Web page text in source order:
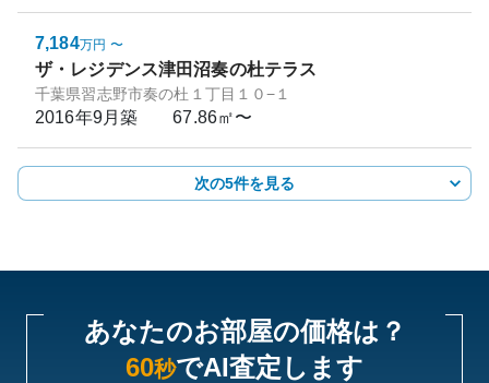
7,184万円 〜
ザ・レジデンス津田沼奏の杜テラス
千葉県習志野市奏の杜１丁目１０−１
2016年9月築 67.86㎡〜
次の5件を見る
あなたのお部屋の価格は？
60秒でAI査定します